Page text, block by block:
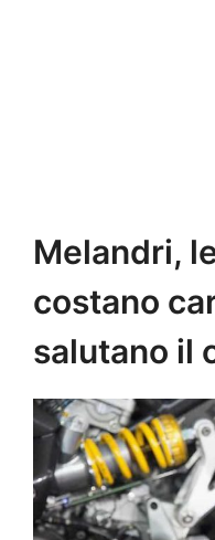
Melandri,
costano
salutano il